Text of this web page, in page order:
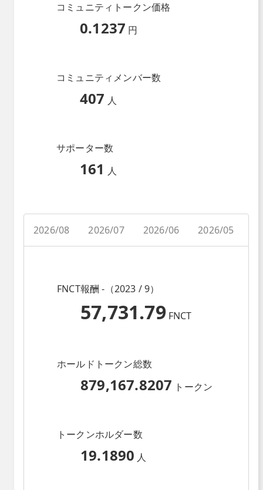
コミュニティトークン価格
0.1237 円
コミュニティメンバー数
407 人
サポーター数
161 人
2026/08 2026/07 2026/06 2026/05
FNCT報酬 -（2023 / 9）
57,731.79 FNCT
ホールドトークン総数
879,167.8207 トークン
トークンホルダー数
19.1890 人